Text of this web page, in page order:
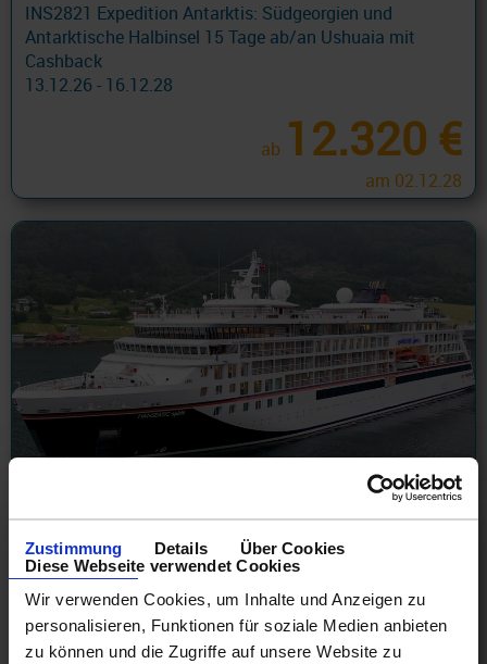
Zustimmung Details
Über Cookies
Diese Webseite verwendet Cookies
Wir verwenden Cookies, um Inhalte und Anzeigen zu
personalisieren, Funktionen für soziale Medien anbieten
zu können und die Zugriffe auf unsere Website zu
INS2821 Expedition Antarktis: Südgeorgien und
Antarktische Halbinsel 15 Tage ab/an Ushuaia mit
Cashback
13.12.26 - 16.12.28
ab 12.320 €
am 02.12.28
Hapag Lloyd Pazifik inkl. Südsee
SPI2703 Neuseeland und Neukaledonien: Die Kraft der
Natur in neuer Dimension 18 Tage ab Christchurch an
Nouméa mit Cashback
10.02.27 - 24.02.28